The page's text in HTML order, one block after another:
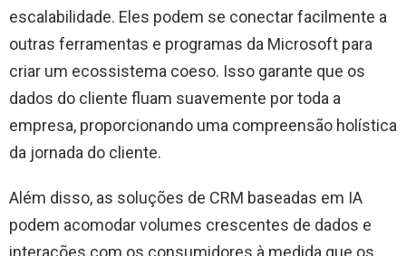
escalabilidade. Eles podem se conectar facilmente a
outras ferramentas e programas da Microsoft para
criar um ecossistema coeso. Isso garante que os
dados do cliente fluam suavemente por toda a
empresa, proporcionando uma compreensão holística
da jornada do cliente.
Além disso, as soluções de CRM baseadas em IA
podem acomodar volumes crescentes de dados e
interações com os consumidores à medida que os